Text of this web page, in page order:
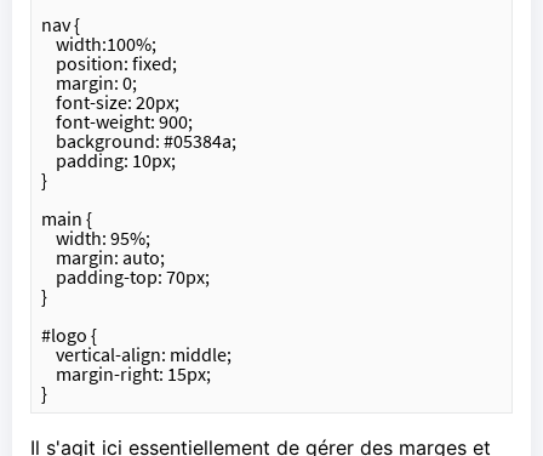
nav {
width:100%;
position: fixed;
margin: 0;
font-size: 20px;
font-weight: 900;
background: #05384a;
padding: 10px;
}
main {
width: 95%;
margin: auto;
padding-top: 70px;
}
#logo {
vertical-align: middle;
margin-right: 15px;
}
Il s'agit ici essentiellement de gérer des marges et